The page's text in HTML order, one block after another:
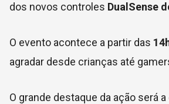
dos novos controles DualSense
O evento acontece a partir das
agradar desde crianças até
O grande destaque da ação será